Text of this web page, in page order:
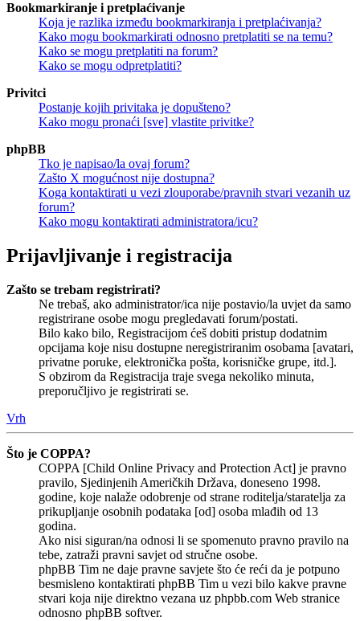
Bookmarkiranje i pretplaćivanje
Koja je razlika između bookmarkiranja i pretplaćivanja?
Kako mogu bookmarkirati odnosno pretplatiti se na temu?
Kako se mogu pretplatiti na forum?
Kako se mogu odpretplatiti?
Privitci
Postanje kojih privitaka je dopušteno?
Kako mogu pronaći [sve] vlastite privitke?
phpBB
Tko je napisao/la ovaj forum?
Zašto X mogućnost nije dostupna?
Koga kontaktirati u vezi zlouporabe/pravnih stvari vezanih uz
forum?
Kako mogu kontaktirati administratora/icu?
Prijavljivanje i registracija
Zašto se trebam registrirati?
Ne trebaš, ako administrator/ica nije postavio/la uvjet da samo
registrirane osobe mogu pregledavati forum/postati.
Bilo kako bilo, Registracijom ćeš dobiti pristup dodatnim
opcijama koje nisu dostupne neregistriranim osobama [avatari,
privatne poruke, elektronička pošta, korisničke grupe, itd.].
S obzirom da Registracija traje svega nekoliko minuta,
preporučljivo je registrirati se.
Vrh
Što je COPPA?
COPPA [Child Online Privacy and Protection Act] je pravno
pravilo, Sjedinjenih Američkih Država, doneseno 1998.
godine, koje nalaže odobrenje od strane roditelja/staratelja za
prikupljanje osobnih podataka [od] osoba mlađih od 13
godina.
Ako nisi siguran/na odnosi li se spomenuto pravno pravilo na
tebe, zatraži pravni savjet od stručne osobe.
phpBB Tim ne daje pravne savjete što će reći da je potpuno
besmisleno kontaktirati phpBB Tim u vezi bilo kakve pravne
stvari koja nije direktno vezana uz phpbb.com Web stranice
odnosno phpBB softver.